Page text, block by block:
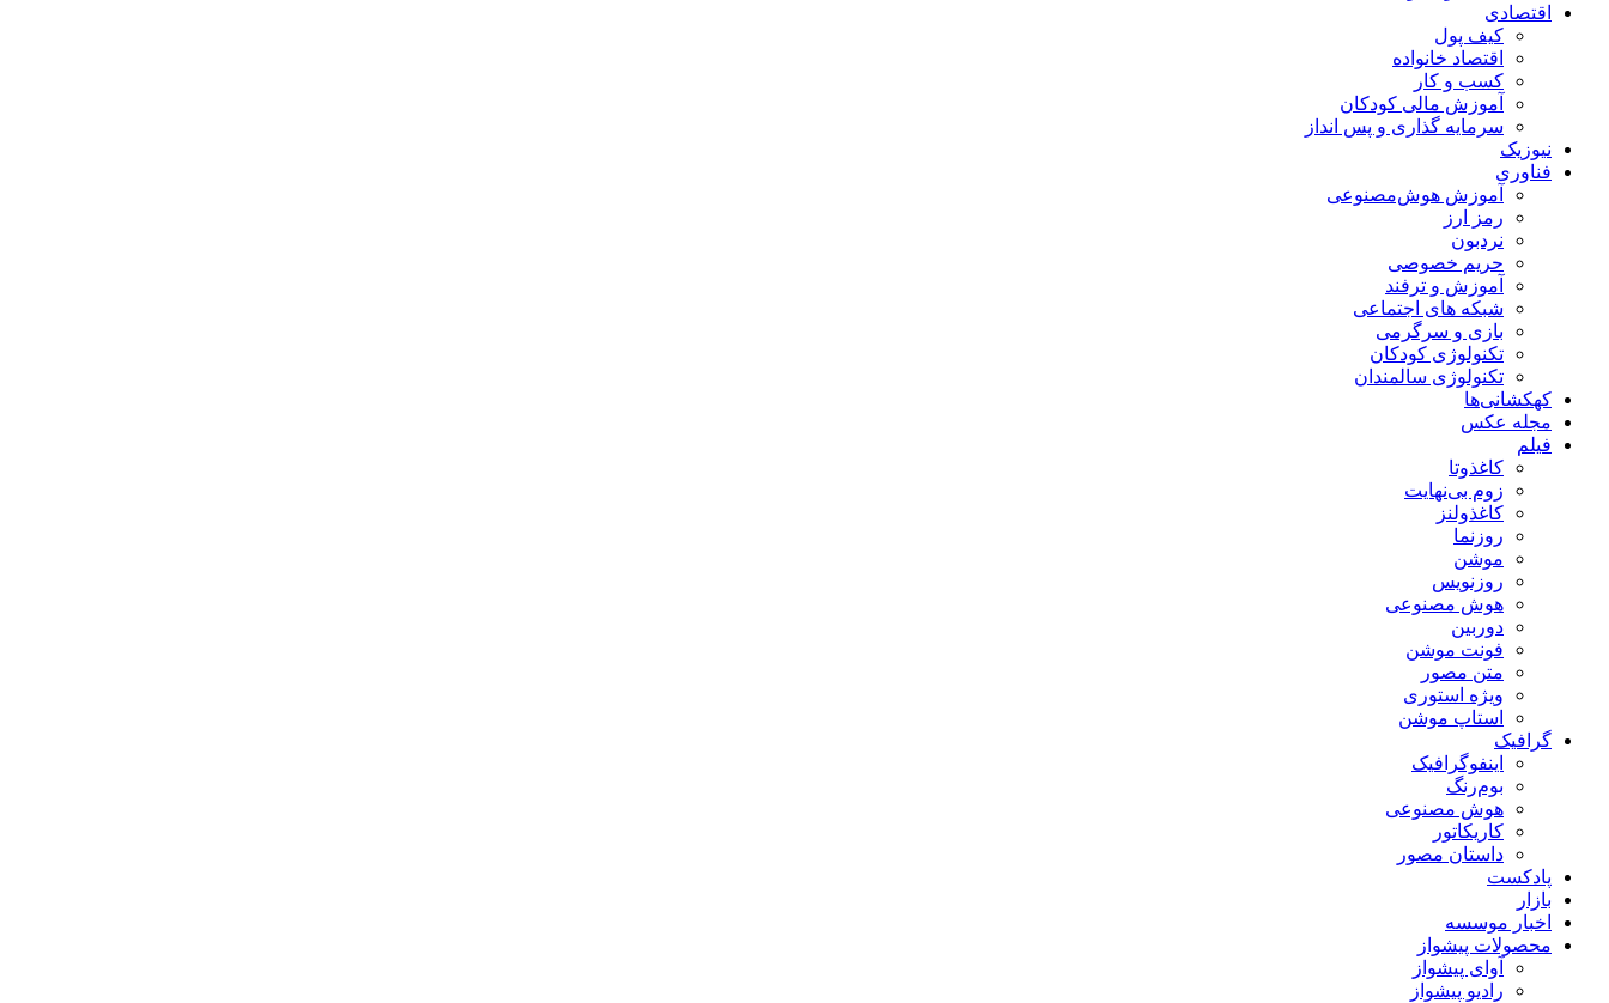
اقتصادی
کیف پول
اقتصاد خانواده
کسب و کار
آموزش مالی کودکان
سرمایه گذاری و پس انداز
نیوزیک
فناوری
آموزش هوش‌مصنوعی
رمز ارز
نردبون
حریم خصوصی
آموزش و ترفند
شبکه های اجتماعی
بازی و سرگرمی
تکنولوژی کودکان
تکنولوژی سالمندان
کهکشانی‌ها
مجله عکس
فیلم
کاغذوتا
زوم بی‌نهایت
کاغذولنز
روزنما
موشن
روزنویس
هوش مصنوعی
دوربین
فونت موشن
متن مصور
ویژه استوری
استاپ موشن
گرافیک
اینفوگرافیک
بوم‌رنگ
هوش مصنوعی
کاریکاتور
داستان مصور
پادکست
بازار
اخبار موسسه
محصولات پیشواز
آوای پیشواز
رادیو پیشواز